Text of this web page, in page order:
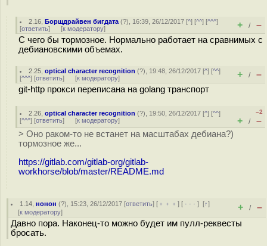
2.16 ,Борщдрайвен бигдата (?), 16:39, 26/12/2017 [^] [^^] [^^^]
[ответить] [к модератору] + / –
С чего бы тормозное. Нормально работает на сравнимых с
дебиановскими объемах.
2.25 ,optical character recognition (?), 19:48, 26/12/2017 [^] [^^]
[^^^] [ответить] [к модератору] + / –
git-http прокси переписана на golang транспорт
2.26 ,optical character recognition (?), 19:50, 26/12/2017 [^] [^^]
[^^^] [ответить] [к модератору]
–2
+ / –
> Оно раком-то не встанет на масштабах дебиана?)
тормозное же...
https://gitlab.com/gitlab-org/gitlab-
workhorse/blob/master/README.md
1.14 ,нонон (?), 15:23, 26/12/2017 [ответить] [ ﹢﹢﹢] [ · · ·][↑]
[к модератору] + / –
Давно пора. Наконец-то можно будет им пулл-реквесты
бросать.